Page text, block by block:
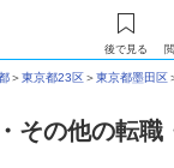
後で見る
＞東京都23区＞東京都墨田区
その他の転職